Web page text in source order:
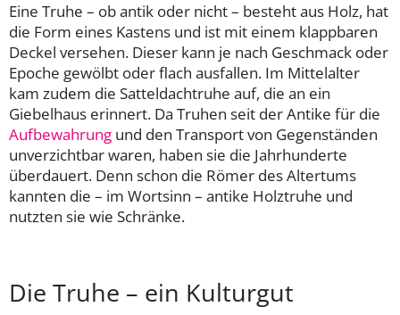
Eine Truhe – ob antik oder nicht – besteht aus Holz, hat
die Form eines Kastens und ist mit einem klappbaren
Deckel versehen. Dieser kann je nach Geschmack oder
Epoche gewölbt oder flach ausfallen. Im Mittelalter
kam zudem die Satteldachtruhe auf, die an ein
Giebelhaus erinnert. Da Truhen seit der Antike für die
Aufbewahrung und den Transport von Gegenständen
unverzichtbar waren, haben sie die Jahrhunderte
überdauert. Denn schon die Römer des Altertums
kannten die – im Wortsinn – antike Holztruhe und
nutzten sie wie Schränke.
Die Truhe – ein Kulturgut